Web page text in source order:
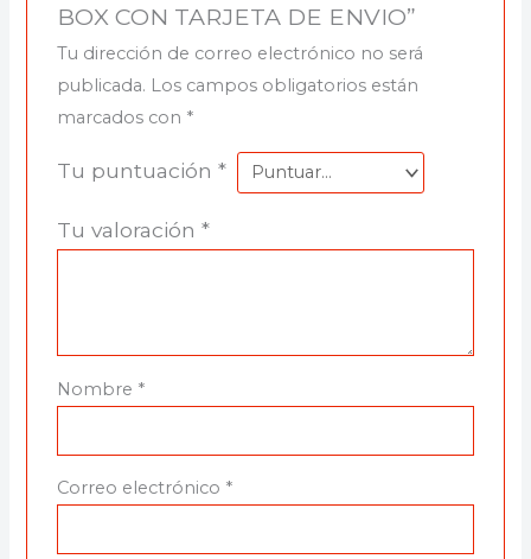
BOX CON TARJETA DE ENVIO”
Tu dirección de correo electrónico no será
publicada. Los campos obligatorios están
marcados con *
Tu puntuación *
Tu valoración *
Nombre *
Correo electrónico *